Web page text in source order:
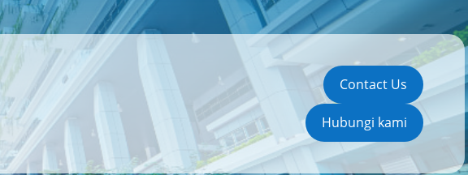
Contact Us
Hubungi kami